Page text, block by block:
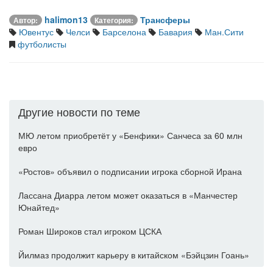
Автор: halimon13 Категория:
Трансферы
Ювентус
Челси Барселона Бавария
Ман.Сити
футболисты
Другие новости по теме
МЮ летом приобретёт у «Бенфики» Санчеса за 60 млн
евро
«Ростов» объявил о подписании игрока сборной Ирана
Лассана Диарра летом может оказаться в «Манчестер
Юнайтед»
Роман Широков стал игроком ЦСКА
Йилмаз продолжит карьеру в китайском «Бэйцзин Гоань»